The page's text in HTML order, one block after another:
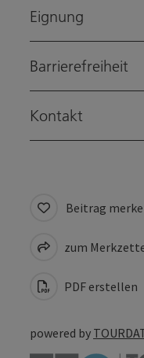
Eignung
Barrierefreiheit
Kontakt
Beitrag
zum
PDF erstellen
powered by